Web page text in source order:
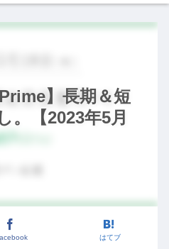
】長期＆短
。【2023年5月
はてブ